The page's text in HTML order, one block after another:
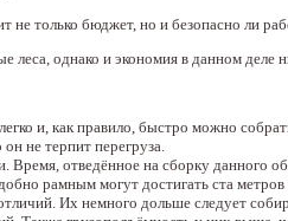
не только бюджет, но и безопасно ли
однако и экономия в данном деле
и, как правило, быстро можно
не терпит перегруза.
отведённое на сборку данного
рамным могут достигать ста метров
Их немного дольше следует